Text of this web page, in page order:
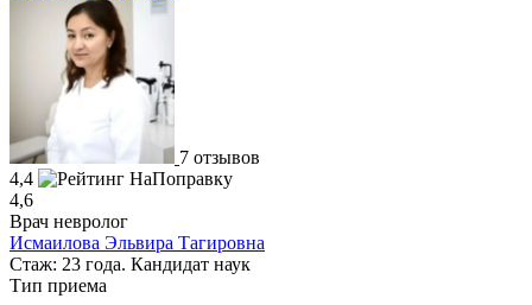
7 отзывов
4,4
4,6
Врач невролог
Исмаилова Эльвира Тагировна
Стаж: 23 года. Кандидат наук
Тип приема